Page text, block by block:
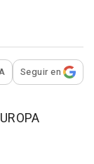
para
Seguir en